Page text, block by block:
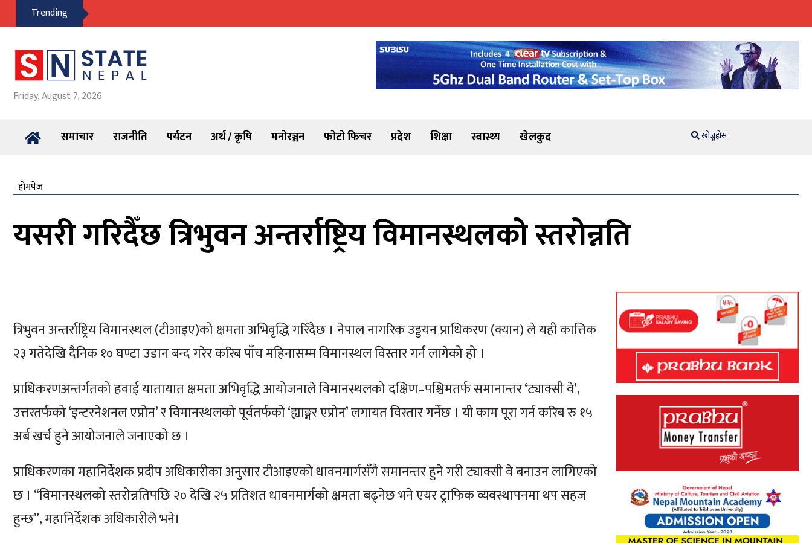
Trending
Friday, August 7, 2026
समाचार राजनीति पर्यटन अर्थ / कृषि मनोरञ्जन फोटो फिचर प्रदेश शिक्षा स्वास्थ्य खेलकुद खोज्नुहोस
होमपेज
यसरी गरिदैँछ त्रिभुवन अन्तर्राष्ट्रिय विमानस्थलको स्तरोन्नति
त्रिभुवन अन्तर्राष्ट्रिय विमानस्थल (टीआइए)को क्षमता अभिवृद्धि गरिँदैछ । नेपाल नागरिक उड्डयन प्राधिकरण (क्यान) ले यही कात्तिक
२३ गतेदेखि दैनिक १० घण्टा उडान बन्द गरेर करिब पाँच महिनासम्म विमानस्थल विस्तार गर्न लागेको हो ।
प्राधिकरणअन्तर्गतको हवाई यातायात क्षमता अभिवृद्धि आयोजनाले विमानस्थलको दक्षिण–पश्चिमतर्फ समानान्तर ‘ट्याक्सी वे’,
उत्तरतर्फको ‘इन्टरनेशनल एप्रोन’ र विमानस्थलको पूर्वतर्फको ‘ह्याङ्गर एप्रोन’ लगायत विस्तार गर्नेछ । यी काम पूरा गर्न करिब रु १५
अर्ब खर्च हुने आयोजनाले जनाएको छ ।
प्राधिकरणका महानिर्देशक प्रदीप अधिकारीका अनुसार टीआइएको धावनमार्गसँगै समानन्तर हुने गरी ट्याक्सी वे बनाउन लागिएको
छ । “विमानस्थलको स्तरोन्नतिपछि २० देखि २५ प्रतिशत धावनमार्गको क्षमता बढ्नेछ भने एयर ट्राफिक व्यवस्थापनमा थप सहज
हुन्छ”, महानिर्देशक अधिकारीले भने।